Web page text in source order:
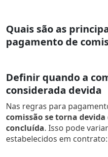
Quais são as
pagamento de
Definir quando a
considerada devida
Nas regras para
comissão se torna
concluída. Isso pode
estabelecidos em contrato: